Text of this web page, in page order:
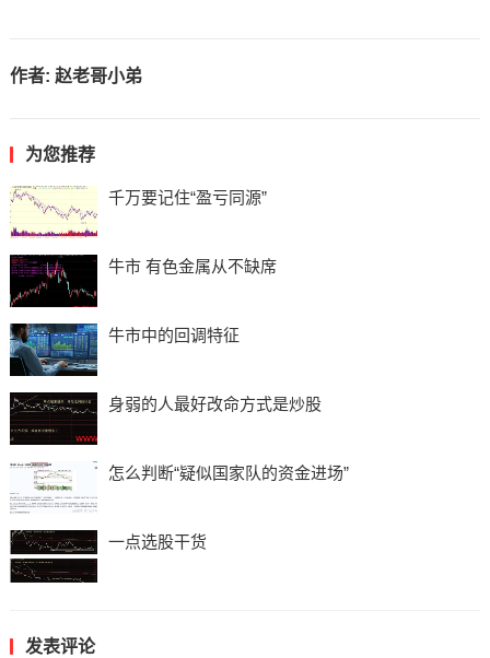
作者: 赵老哥小弟
为您推荐
千万要记住“盈亏同源”
牛市 有色金属从不缺席
牛市中的回调特征
身弱的人最好改命方式是炒股
怎么判断“疑似国家队的资金进场”
一点选股干货
发表评论